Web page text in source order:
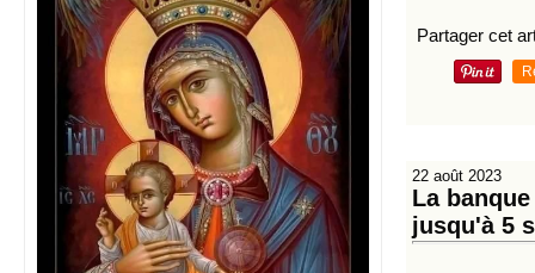
Partager cet
22 août 2023
La
jusqu'à 5